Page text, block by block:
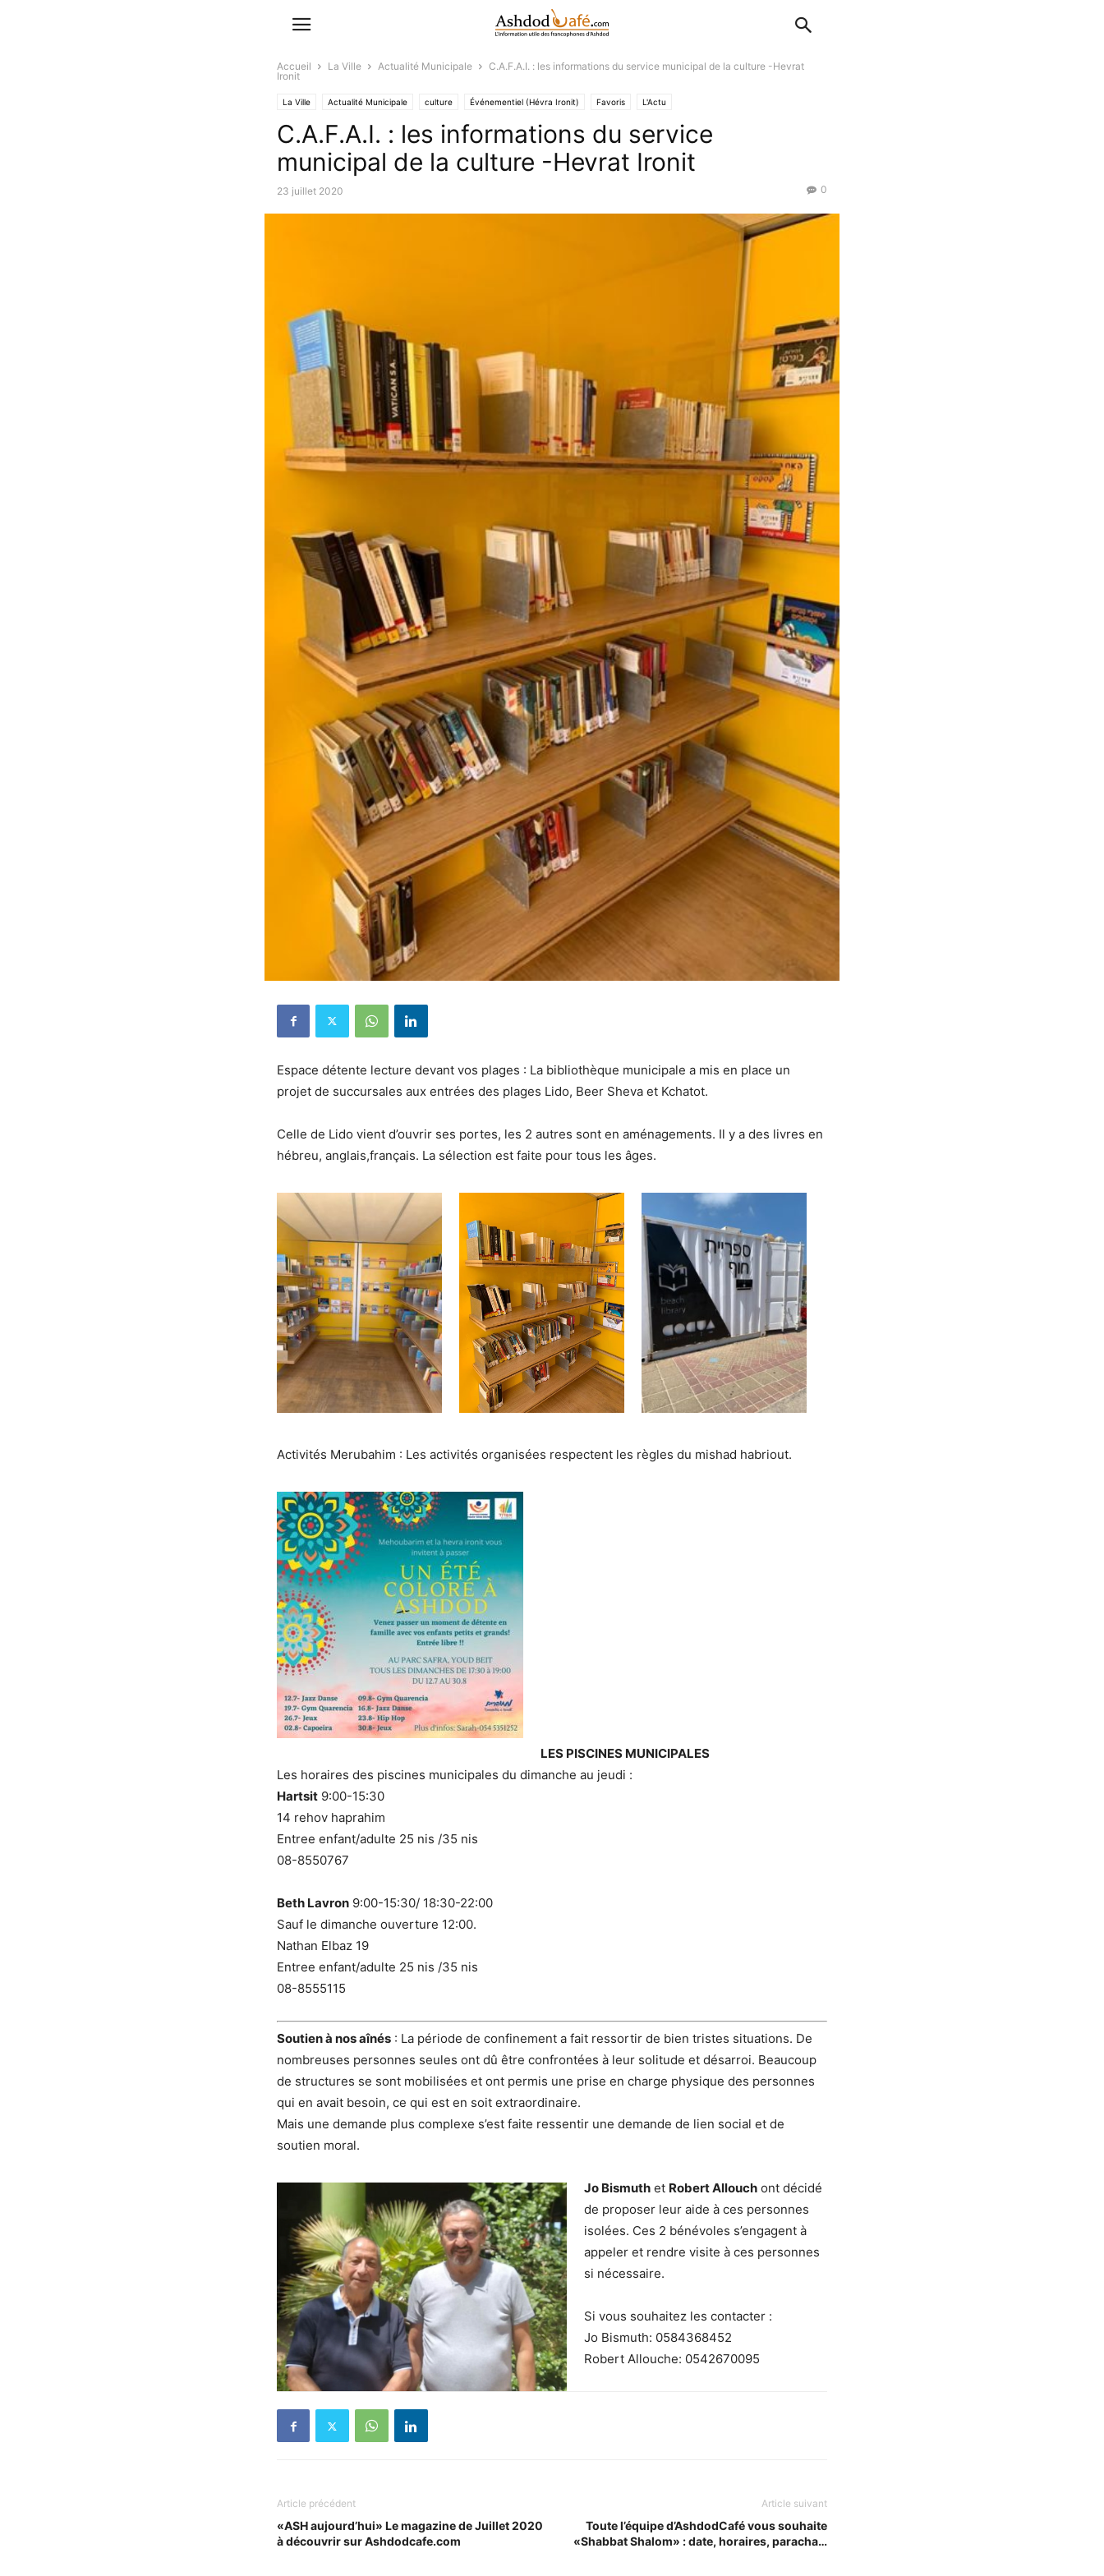
Accueil La Ville Actualité Municipale
C.A.F.A.I. : les informations du service municipal de la culture -Hevrat
Ironit
La Ville Actualité Municipale culture Événementiel (Hévra Ironit) Favoris L'Actu
C.A.F.A.I. : les informations du service
municipal de la culture -Hevrat Ironit
23 juillet 2020 0
Espace détente lecture devant vos plages : La bibliothèque municipale a mis en place un
projet de succursales aux entrées des plages Lido, Beer Sheva et Kchatot.
Celle de Lido vient d’ouvrir ses portes, les 2 autres sont en aménagements. Il y a des livres en
hébreu, anglais,français. La sélection est faite pour tous les âges.
Activités Merubahim : Les activités organisées respectent les règles du mishad habriout.
LES PISCINES MUNICIPALES
Les horaires des piscines municipales du dimanche au jeudi :
Hartsit 9:00-15:30
14 rehov haprahim
Entree enfant/adulte 25 nis /35 nis
08-8550767
Beth Lavron 9:00-15:30/ 18:30-22:00
Sauf le dimanche ouverture 12:00.
Nathan Elbaz 19
Entree enfant/adulte 25 nis /35 nis
08-8555115
Soutien à nos aînés : La période de confinement a fait ressortir de bien tristes situations. De
nombreuses personnes seules ont dû être confrontées à leur solitude et désarroi. Beaucoup
de structures se sont mobilisées et ont permis une prise en charge physique des personnes
qui en avait besoin, ce qui est en soit extraordinaire.
Mais une demande plus complexe s’est faite ressentir une demande de lien social et de
soutien moral.
Jo Bismuth et Robert Allouch ont décidé
de proposer leur aide à ces personnes
isolées. Ces 2 bénévoles s’engagent à
appeler et rendre visite à ces personnes
si nécessaire.
Si vous souhaitez les contacter :
Jo Bismuth: 0584368452
Robert Allouche: 0542670095
Article précédent
«ASH aujourd’hui» Le magazine de Juillet 2020
à découvrir sur Ashdodcafe.com
Article suivant
Toute l’équipe d’AshdodCafé vous souhaite
«Shabbat Shalom» : date, horaires, paracha…